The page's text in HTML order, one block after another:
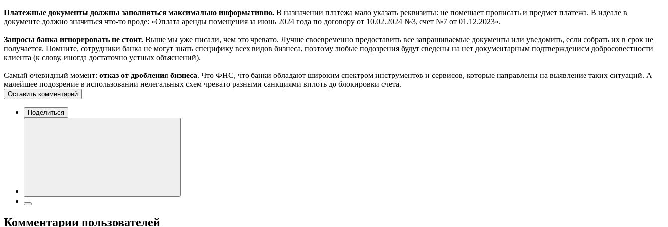
Платежные документы должны заполняться максимально информативно. В назначении платежа мало указать реквизиты: не помешает прописать и предмет платежа. В идеале в
документе должно значиться что-то вроде: «Оплата аренды помещения за июнь 2024 года по договору от 10.02.2024 №3, счет №7 от 01.12.2023».
Запросы банка игнорировать не стоит. Выше мы уже писали, чем это чревато. Лучше своевременно предоставить все запрашиваемые документы или уведомить, если собрать их в срок не
получается. Помните, сотрудники банка не могут знать специфику всех видов бизнеса, поэтому любые подозрения будут сведены на нет документарным подтверждением добросовестности
клиента (к слову, иногда достаточно устных объяснений).
Самый очевидный момент: отказ от дробления бизнеса. Что ФНС, что банки обладают широким спектром инструментов и сервисов, которые направлены на выявление таких ситуаций. А
малейшее подозрение в использовании нелегальных схем чревато разными санкциями вплоть до блокировки счета.
Оставить комментарий
Поделиться
Комментарии пользователей